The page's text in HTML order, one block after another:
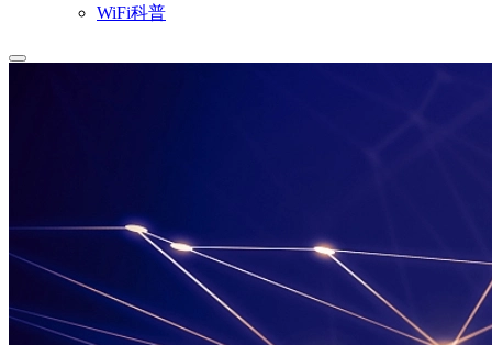
WiFi科普